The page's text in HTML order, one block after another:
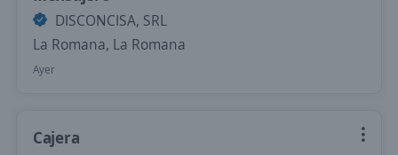
DISCONCISA, SRL
La Romana, La Romana
Ayer
Cajera